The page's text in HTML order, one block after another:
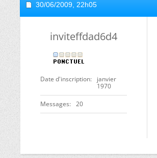
30/06/2009, 22h05
inviteffdad6d4
Date d'inscription
janvier
1970
Messages 20